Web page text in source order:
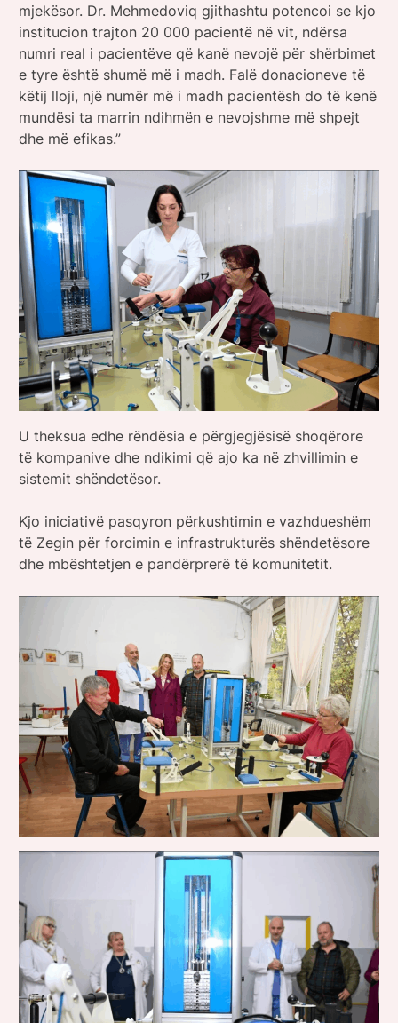
mjekësor. Dr. Mehmedoviq gjithashtu potencoi se kjo
institucion trajton 20 000 pacientë në vit, ndërsa
numri real i pacientëve që kanë nevojë për shërbimet
e tyre është shumë më i madh. Falë donacioneve të
këtij lloji, një numër më i madh pacientësh do të kenë
mundësi ta marrin ndihmën e nevojshme më shpejt
dhe më efikas.”
U theksua edhe rëndësia e përgjegjësisë shoqërore
të kompanive dhe ndikimi që ajo ka në zhvillimin e
sistemit shëndetësor.
Kjo iniciativë pasqyron përkushtimin e vazhdueshëm
të Zegin për forcimin e infrastrukturës shëndetësore
dhe mbështetjen e pandërprerë të komunitetit.